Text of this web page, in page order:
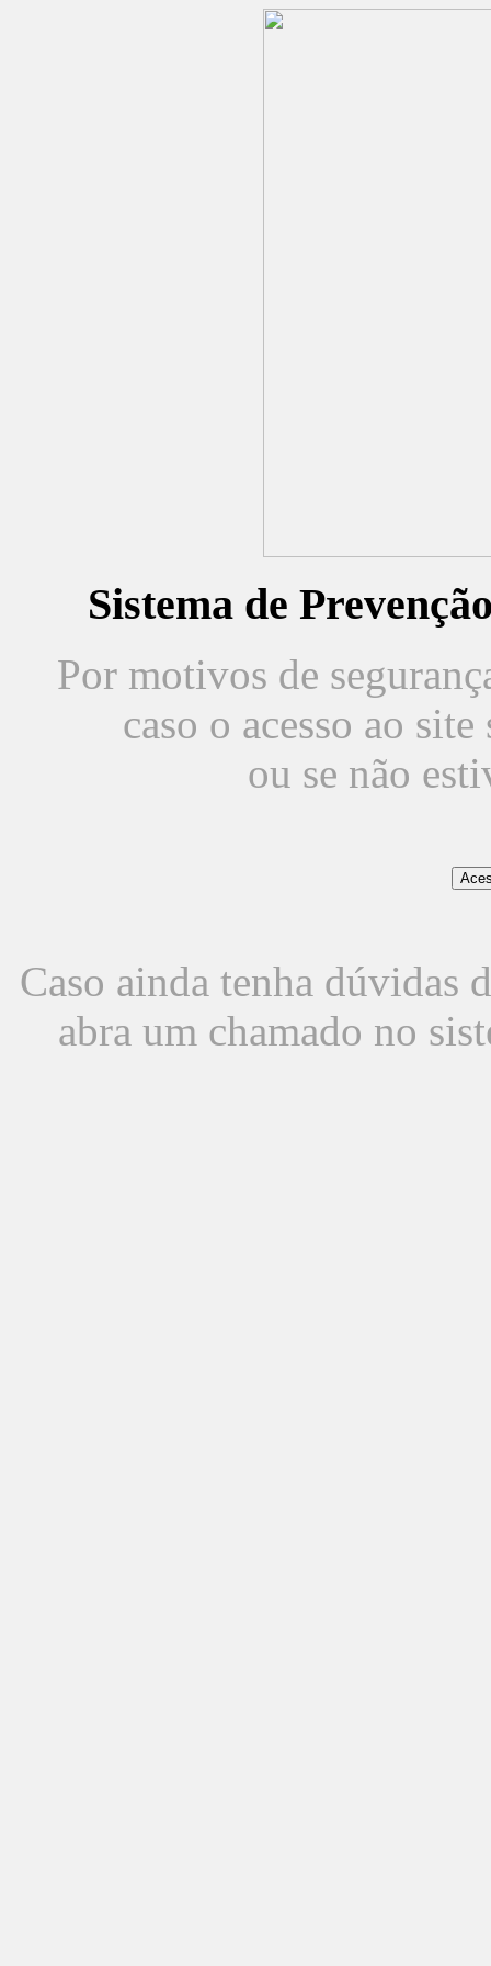
Sistema de
Por motivos de
caso o acesso ao
ou se não
Caso ainda tenha dúvidas
abra um chamado no